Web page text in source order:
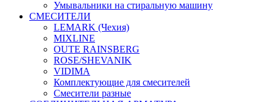
Умывальники на стиральную машину
СМЕСИТЕЛИ
LEMARK (Чехия)
MIXLINE
OUTE RAINSBERG
ROSE/SHEVANIK
VIDIMA
Комплектующие для смесителей
Смесители разные